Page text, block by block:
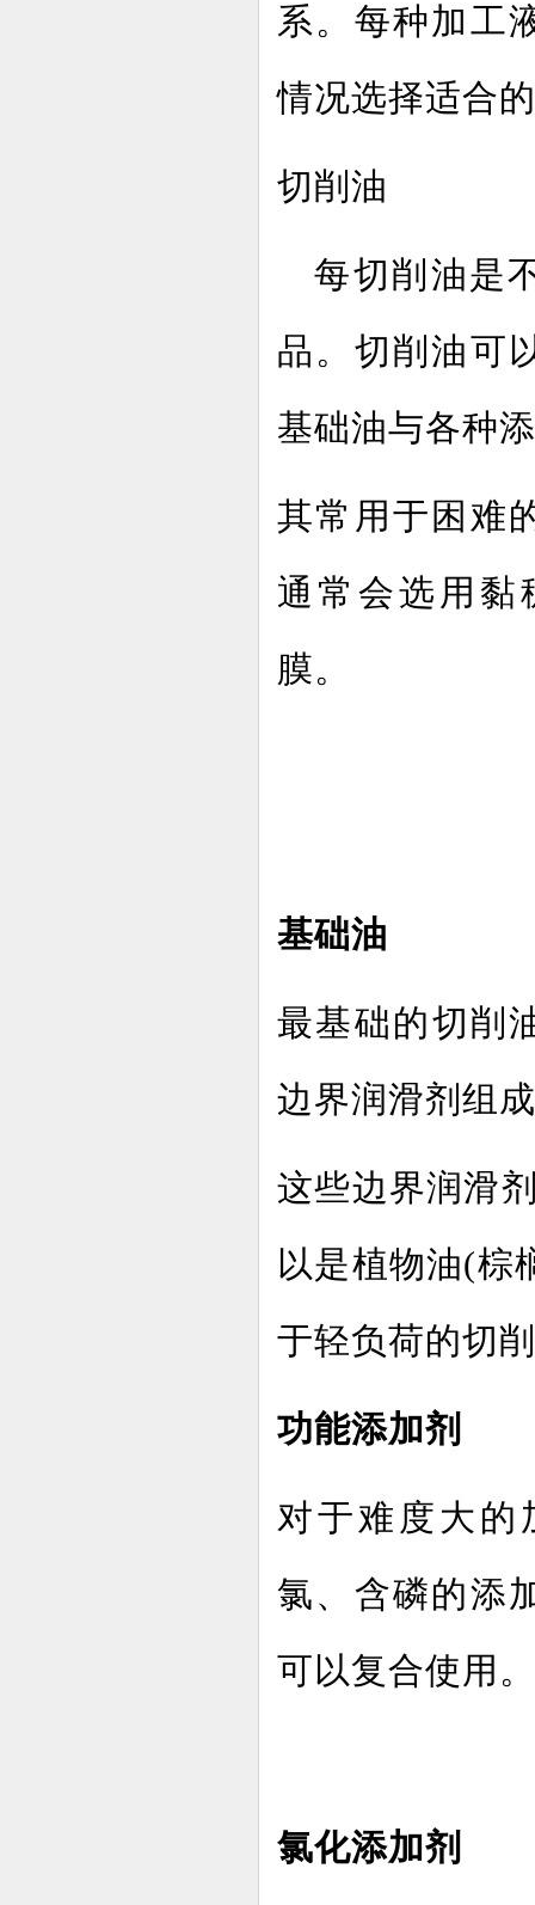
系。每种加工
情况选择适合
切削油
每切削油是
品。切削油可
基础油与各种
其常用于困难
通常会选用黏
膜。
基础油
最基础的切削
边界润滑剂组
这些边界润滑
以是植物油(棕
于轻负荷的切
功能添加剂
对于难度大的
氯、含磷的添
可以复合使用。
氯化添加剂